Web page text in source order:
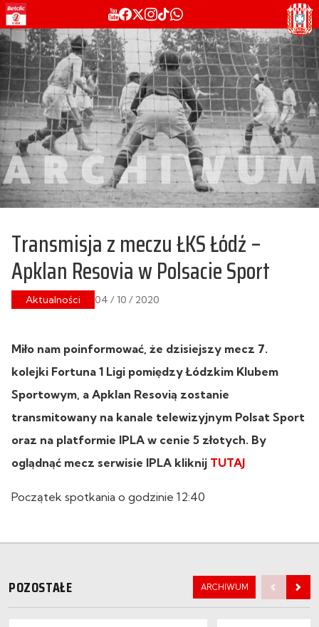
Transmisja z meczu ŁKS Łódź –
Apklan Resovia w Polsacie Sport
Aktualności 04 / 10 / 2020
Miło nam poinformować, że dzisiejszy mecz 7.
kolejki Fortuna 1 Ligi pomiędzy Łódzkim Klubem
Sportowym, a Apklan Resovią zostanie
transmitowany na kanale telewizyjnym Polsat Sport
oraz na platformie IPLA w cenie 5 złotych. By
oglądnąć mecz serwisie IPLA kliknij TUTAJ
Początek spotkania o godzinie 12:40
POZOSTAŁE ARCHIWUM